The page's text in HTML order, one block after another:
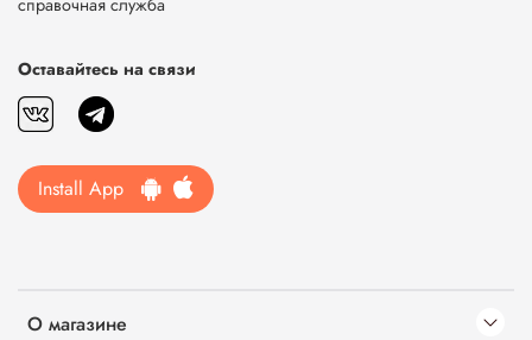
О магазине
Оставайтесь на связи
Install App